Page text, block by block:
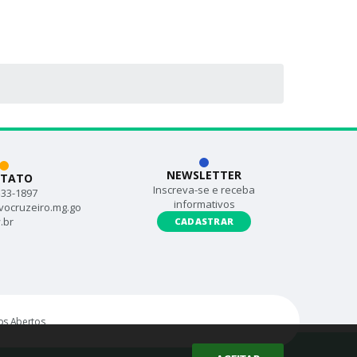
1897
NEWSLETTER
Inscreva-se e receba
informativos
CADASTRAR
Abertos